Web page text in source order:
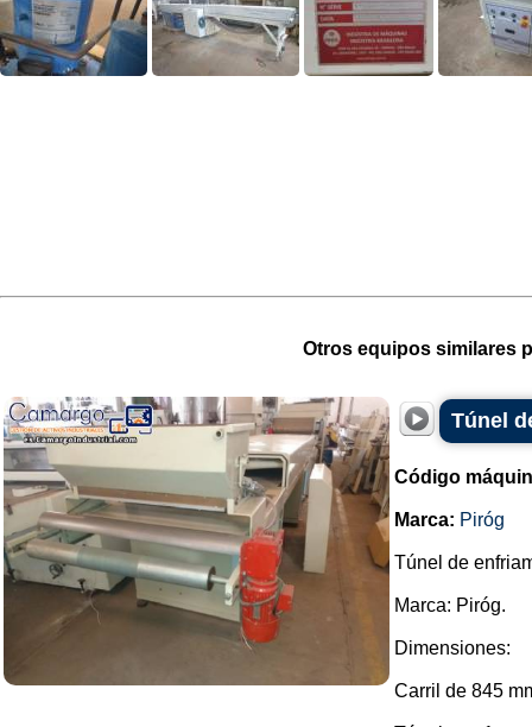
Otros equipos similares
Túnel
Código
Marca: Piróg
Túnel de
Marca: Piróg.
Dimensiones:
Carril de 845